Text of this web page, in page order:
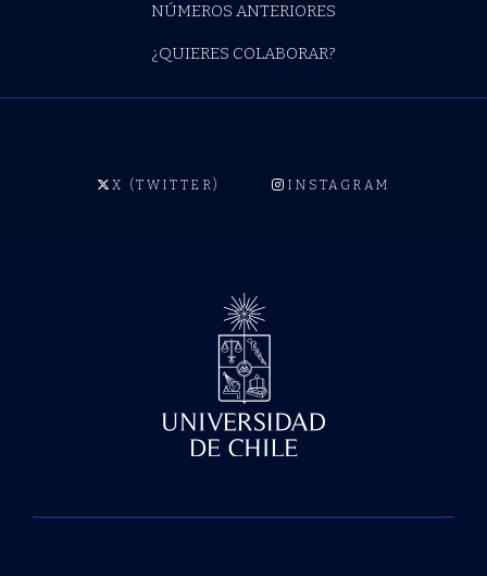
NÚMEROS ANTERIORES
¿QUIERES COLABORAR?
X (TWITTER) INSTAGRAM